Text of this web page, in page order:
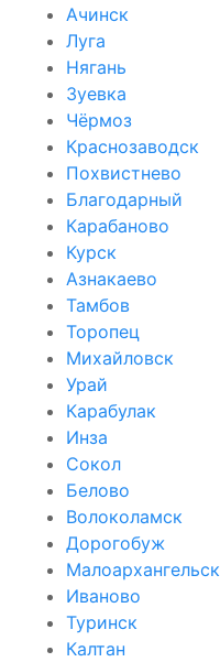
Ачинск
Луга
Нягань
Зуевка
Чёрмоз
Краснозаводск
Похвистнево
Благодарный
Карабаново
Курск
Азнакаево
Тамбов
Торопец
Михайловск
Урай
Карабулак
Инза
Сокол
Белово
Волоколамск
Дорогобуж
Малоархангельск
Иваново
Туринск
Калтан